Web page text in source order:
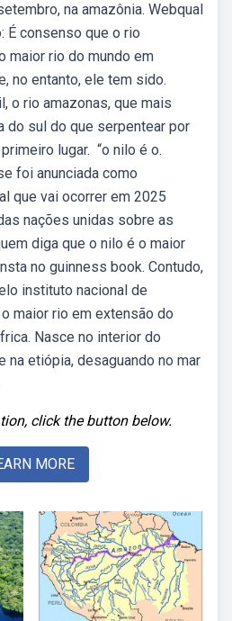
na amazônia. Webqual
É consenso que o rio
maior rio do mundo em
no entanto, ele tem sido.
o rio amazonas, que mais
do sul do que serpentear por
lugar. ⁣ “o nilo é o.
foi anunciada como
que vai ocorrer em 2025
nações unidas sobre as
diga que o nilo é o maior
no guinness book. Contudo,
instituto nacional de
maior rio em extensão do
Nasce no interior do
na etiópia, desaguando no mar
click the button below.
MORE